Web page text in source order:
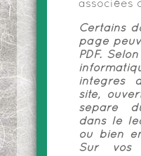
associées
Certains
page
PDF.
intégrés
site,
séparé
dans le
ou bien
Sur vos